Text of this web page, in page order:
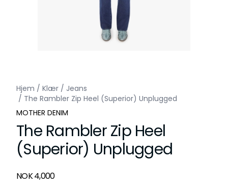
Hjem / Klær / Jeans
/ The Rambler Zip Heel (Superior) Unplugged
MOTHER DENIM
The Rambler Zip Heel
(Superior) Unplugged
Produktdetaljer
NOK 4,000